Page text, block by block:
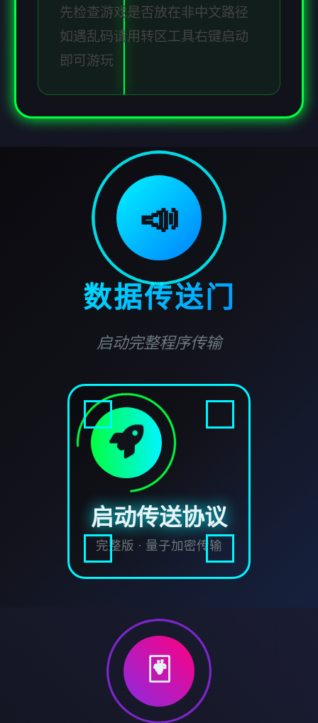
先检查游戏是否放在非中文路径
如遇乱码请用转区工具右键启动
即可游玩
📣
数据传送门
启动完整程序传输
启动传送协议
完整版 · 量子加密传输
🃏